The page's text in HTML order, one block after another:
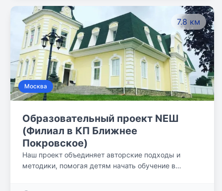
7.8 км
Москва
Образовательный проект NEШ
(Филиал в КП Ближнее
Покровское)
Наш проект объединяет авторские подходы и
методики, помогая детям начать обучение в